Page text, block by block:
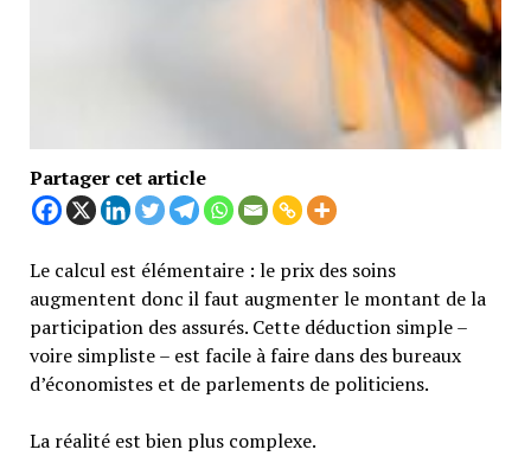
Partager cet article
Le calcul est élémentaire : le prix des soins
augmentent donc il faut augmenter le montant de la
participation des assurés. Cette déduction simple –
voire simpliste – est facile à faire dans des bureaux
d’économistes et de parlements de politiciens.
La réalité est bien plus complexe.